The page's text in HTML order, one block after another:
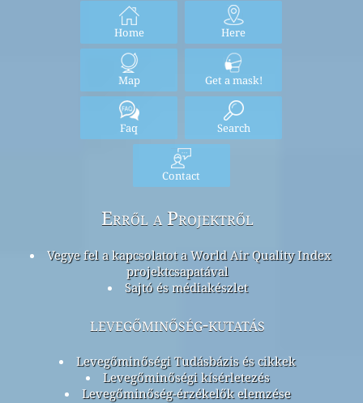
Home Here
Map Get a mask!
Faq Search
Contact
Erről a Projektről
Vegye fel a kapcsolatot a World Air Quality Index
projektcsapatával
Sajtó és médiakészlet
levegőminőség-kutatás
Levegőminőségi Tudásbázis és cikkek
Levegőminőségi kísérletezés
Levegőminőség-érzékelők elemzése